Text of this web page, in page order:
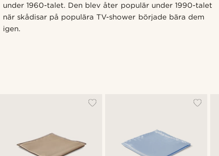
under 1960-talet. Den blev åter populär under 1990-talet
när skådisar på populära TV-shower började bära dem
igen.